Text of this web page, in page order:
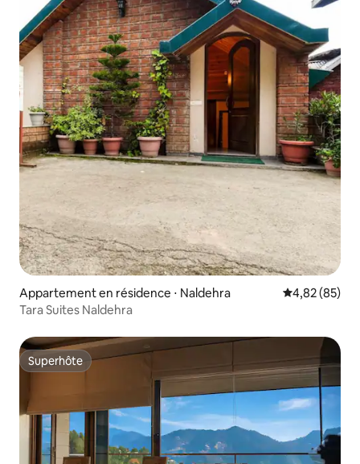
Appartement en résidence ⋅ Naldehra Évaluation
4,82 (85)
Tara Suites Naldehra
Superhôte
Superhôte